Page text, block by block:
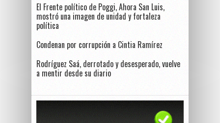
El Frente político de Poggi, Ahora San Luis,
mostró una imagen de unidad y fortaleza
política
Condenan por corrupción a Cintia Ramírez
Rodríguez Saá, derrotado y desesperado, vuelve
a mentir desde su diario